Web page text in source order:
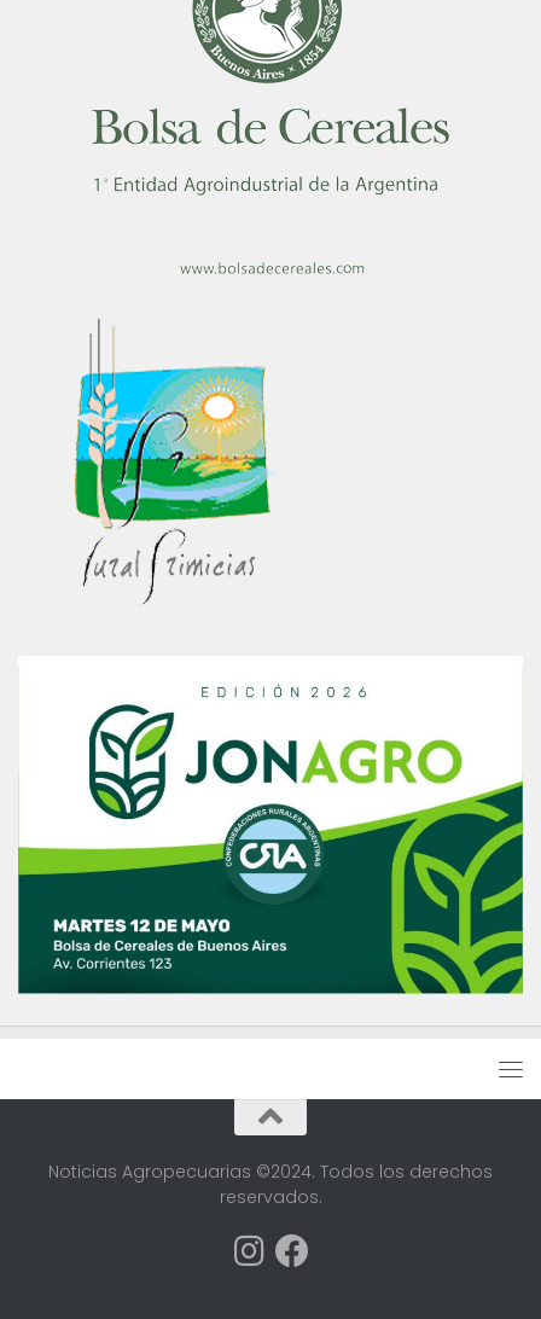
Noticias Agropecuarias ©2024. Todos los derechos
reservados.